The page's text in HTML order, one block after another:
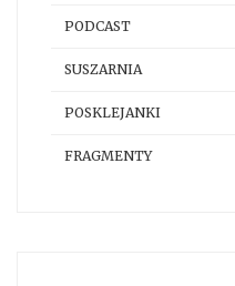
PODCAST
SUSZARNIA
POSKLEJANKI
FRAGMENTY